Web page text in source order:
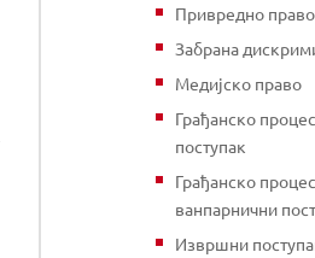
Привредно право
Забрана
Медијско право
Грађанско
поступак
Грађанско
ванпарнични
Извршни